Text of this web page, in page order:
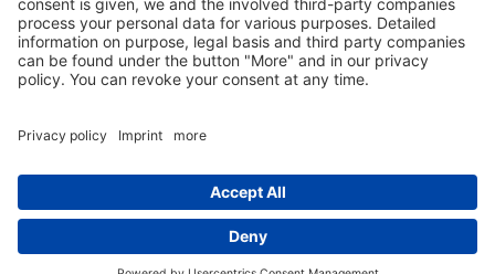
Datenschutzerklärung
Newsletter abonieren
FacebookE‑Mail